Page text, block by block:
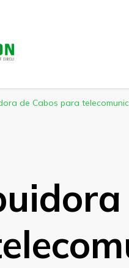
de Cabos para